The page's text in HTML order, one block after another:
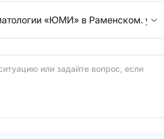
«ЮМИ» в Раменском. ул.
или задайте вопрос, если